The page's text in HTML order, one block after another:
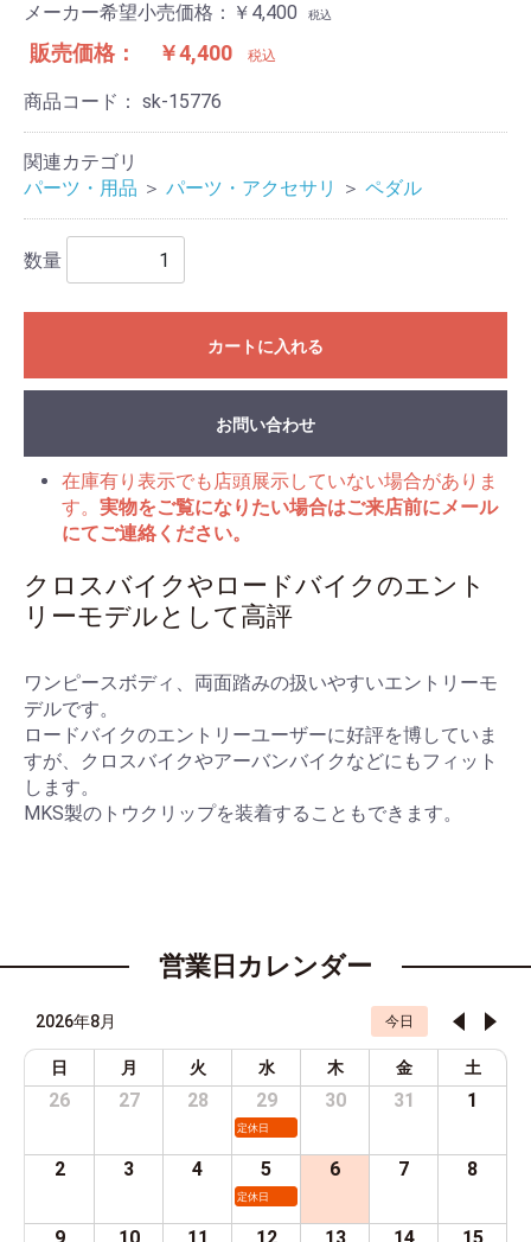
メーカー希望小売価格：￥4,400 税込
販売価格： ￥4,400 税込
商品コード： sk-15776
関連カテゴリ
パーツ・用品 ＞ パーツ・アクセサリ ＞ ペダル
数量
カートに入れる
お問い合わせ
在庫有り表示でも店頭展示していない場合がありま
す。 実物をご覧になりたい場合はご来店前にメール
にてご連絡ください。
クロスバイクやロードバイクのエント
リーモデルとして高評
ワンピースボディ、両面踏みの扱いやすいエントリーモ
デルです。
ロードバイクのエントリーユーザーに好評を博していま
すが、クロスバイクやアーバンバイクなどにもフィット
します。
MKS製のトウクリップを装着することもできます。
営業日カレンダー
2026年8月 今日
日 月 火 水 木 金 土
26 27 28 29
定休日
30 31 1
2 3 4 5
定休日
6 7 8